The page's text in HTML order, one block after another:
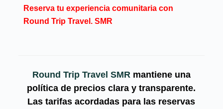
Reserva tu experiencia comunitaria con
Round Trip Travel. SMR
Round Trip Travel SMR mantiene una
política de precios clara y transparente.
Las tarifas acordadas para las reservas